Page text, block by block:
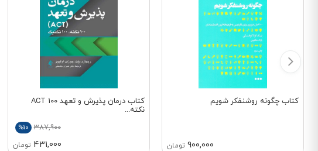
کتاب چگونه روشنفکر شویم
900,000 تومان
کتاب درمان پذیرش و تعهد ACT 100
نکته...
387,900
%10
431,000 تومان